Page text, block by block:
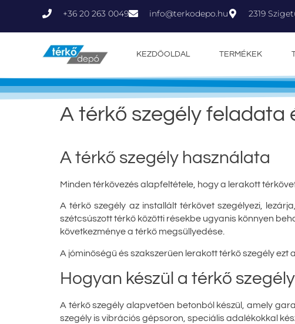
+36 20 263 0049 info@terkodepo.hu 2319
KEZDŐOLDAL TERMÉKEK
A térkő szegély feladata
A térkő szegély használata
Minden térkövezés alapfeltétele, hogy a lerakott
A térkő szegély az installált térkövet szegélyezi,
szétcsúszott térkő közötti résekbe ugyanis könnyen
következménye a térkő megsüllyedése.
A jóminőségű és szakszerűen lerakott térkő szegély ezt
Hogyan készül a térkő
A térkő szegély alapvetően betonból készül, amely
szegély is vibrációs gépsoron, speciális adalékokkal